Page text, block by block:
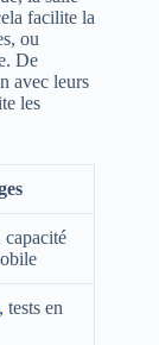
facilite la
ou
De
avec leurs
les
capacité
, tests en